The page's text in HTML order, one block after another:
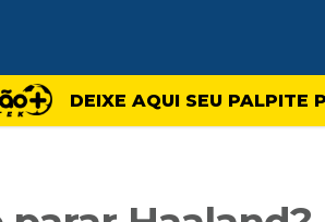
DEIXE AQUI SEU PALPITE